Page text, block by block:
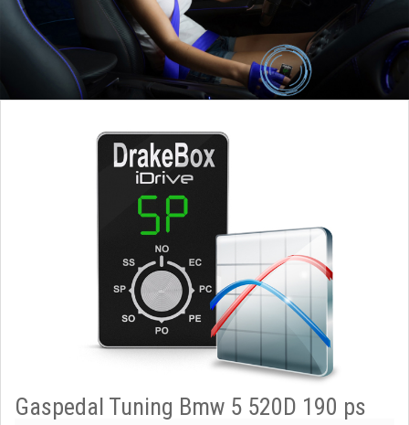
Gaspedal Tuning Bmw 5 520D 190 ps